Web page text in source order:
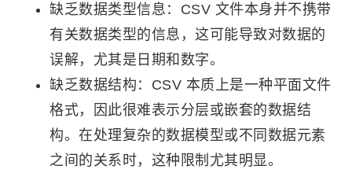
缺乏数据类型信息：CSV 文件本身并不携带
有关数据类型的信息，这可能导致对数据的
误解，尤其是日期和数字。
缺乏数据结构：CSV 本质上是一种平面文件
格式，因此很难表示分层或嵌套的数据结
构。在处理复杂的数据模型或不同数据元素
之间的关系时，这种限制尤其明显。